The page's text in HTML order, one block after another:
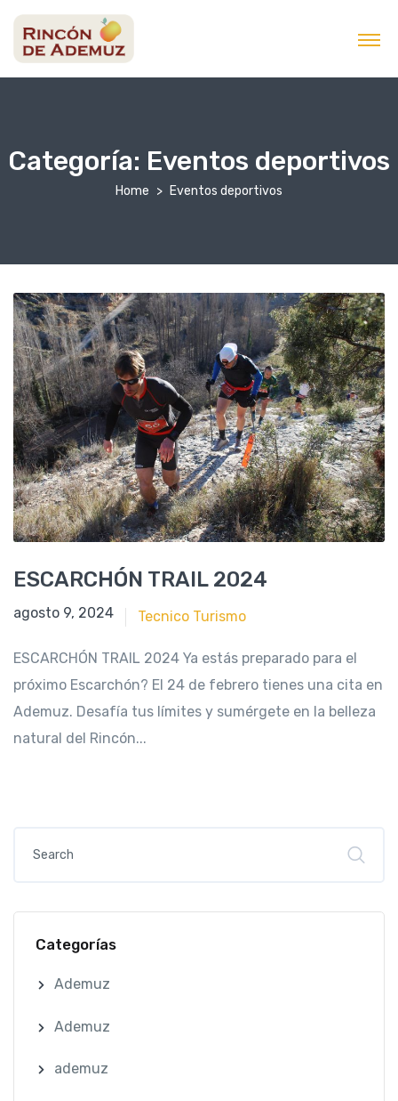
Categoría: Eventos deportivos
Home Eventos deportivos
ESCARCHÓN TRAIL 2024
enero 4, 2024
agosto 9, 2024 Tecnico Turismo
ESCARCHÓN TRAIL 2024 Ya estás preparado para el
próximo Escarchón? El 24 de febrero tienes una cita en
Ademuz. Desafía tus límites y sumérgete en la belleza
natural del Rincón...
Categorías
Ademuz
Ademuz
ademuz